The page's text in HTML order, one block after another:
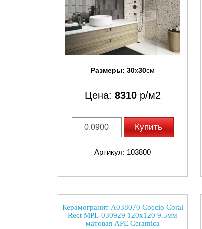
Размеры: 30x30см
Цена: 8310р/м2
Купить
Артикул: 103800
Керамогранит A038070 Coccio Coral
Rect MPL-030929 120x120 9.5мм
матовая APE Ceramica